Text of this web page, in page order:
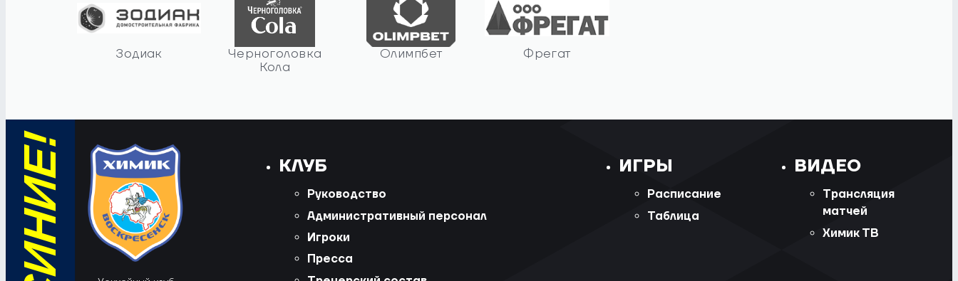
Зодиак
Черноголовка
Кола
Олимпбет Фрегат
КЛУБ
Руководство
Административный персонал
Игроки
Пресса
ИГРЫ
Расписание
Таблица
ВИДЕО
Трансляция
матчей
Химик ТВ